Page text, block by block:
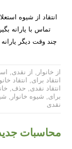
تماس با یارانه
چند وقت دیگر
از خانوار , از نقدی,
انتقاد برای, انتقاد
انتقاد نقدی, حذف,
برای, شیوه خانوار ,
نقدی
محاسبات